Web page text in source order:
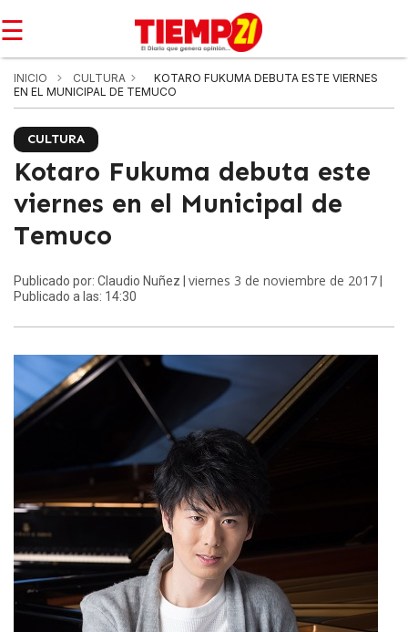
☰
INICIO CULTURA
KOTARO FUKUMA DEBUTA ESTE VIERNES
EN EL MUNICIPAL DE TEMUCO
CULTURA
Kotaro Fukuma debuta este
viernes en el Municipal de
Temuco
Publicado por: Claudio Nuñez | viernes 3 de noviembre de 2017
Publicado a las: 14:30